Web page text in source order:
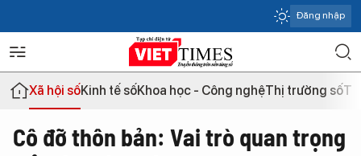
Đăng nhập
Xã hội sốKinh tế sốKhoa học - Công nghệThị trường số
Cô đỡ thôn bản: Vai trò quan trọng